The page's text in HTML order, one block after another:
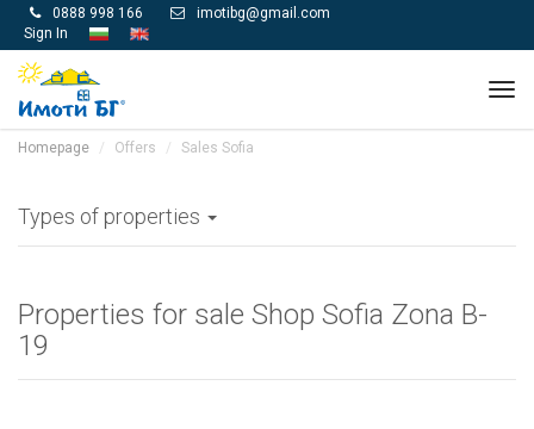
 0888 998 166 
imotibg@gmail.com
Sign In
Homepage Offers Sales Sofia
Types of properties
Properties for sale Shop Sofia Zona B-
19